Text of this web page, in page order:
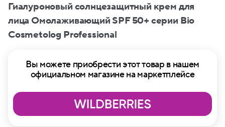
Гиалуроновый солнцезащитный крем для
лица Омолаживающий SPF 50+ серии Bio
Cosmetolog Professional
Вы можете приобрести этот товар в нашем
официальном магазине на маркетплейсе